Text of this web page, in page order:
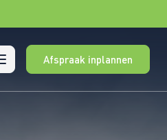
Afspraak inplannen